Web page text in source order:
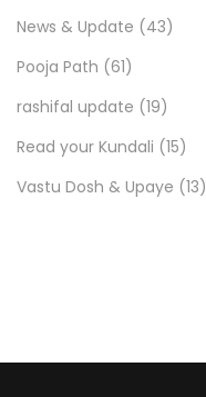
News & Update (43)
Pooja Path (61)
rashifal update (19)
Read your Kundali (15)
Vastu Dosh & Upaye (13)